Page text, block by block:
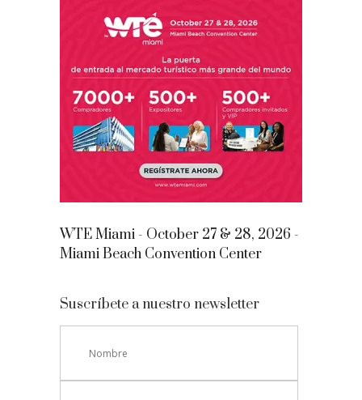
WTE Miami - October 27 & 28, 2026 -
Miami Beach Convention Center
Suscríbete a nuestro newsletter